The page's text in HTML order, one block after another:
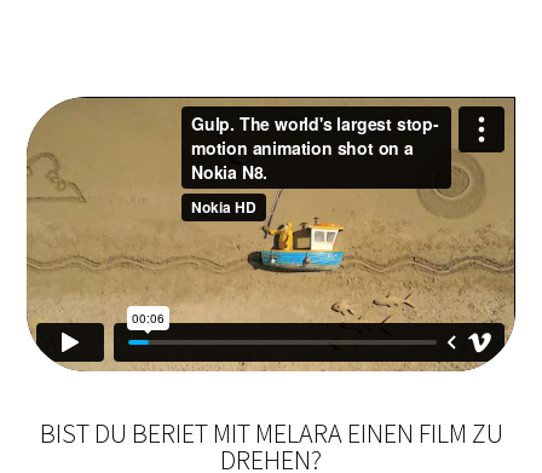
BIST DU BERIET MIT MELARA EINEN FILM ZU
DREHEN?